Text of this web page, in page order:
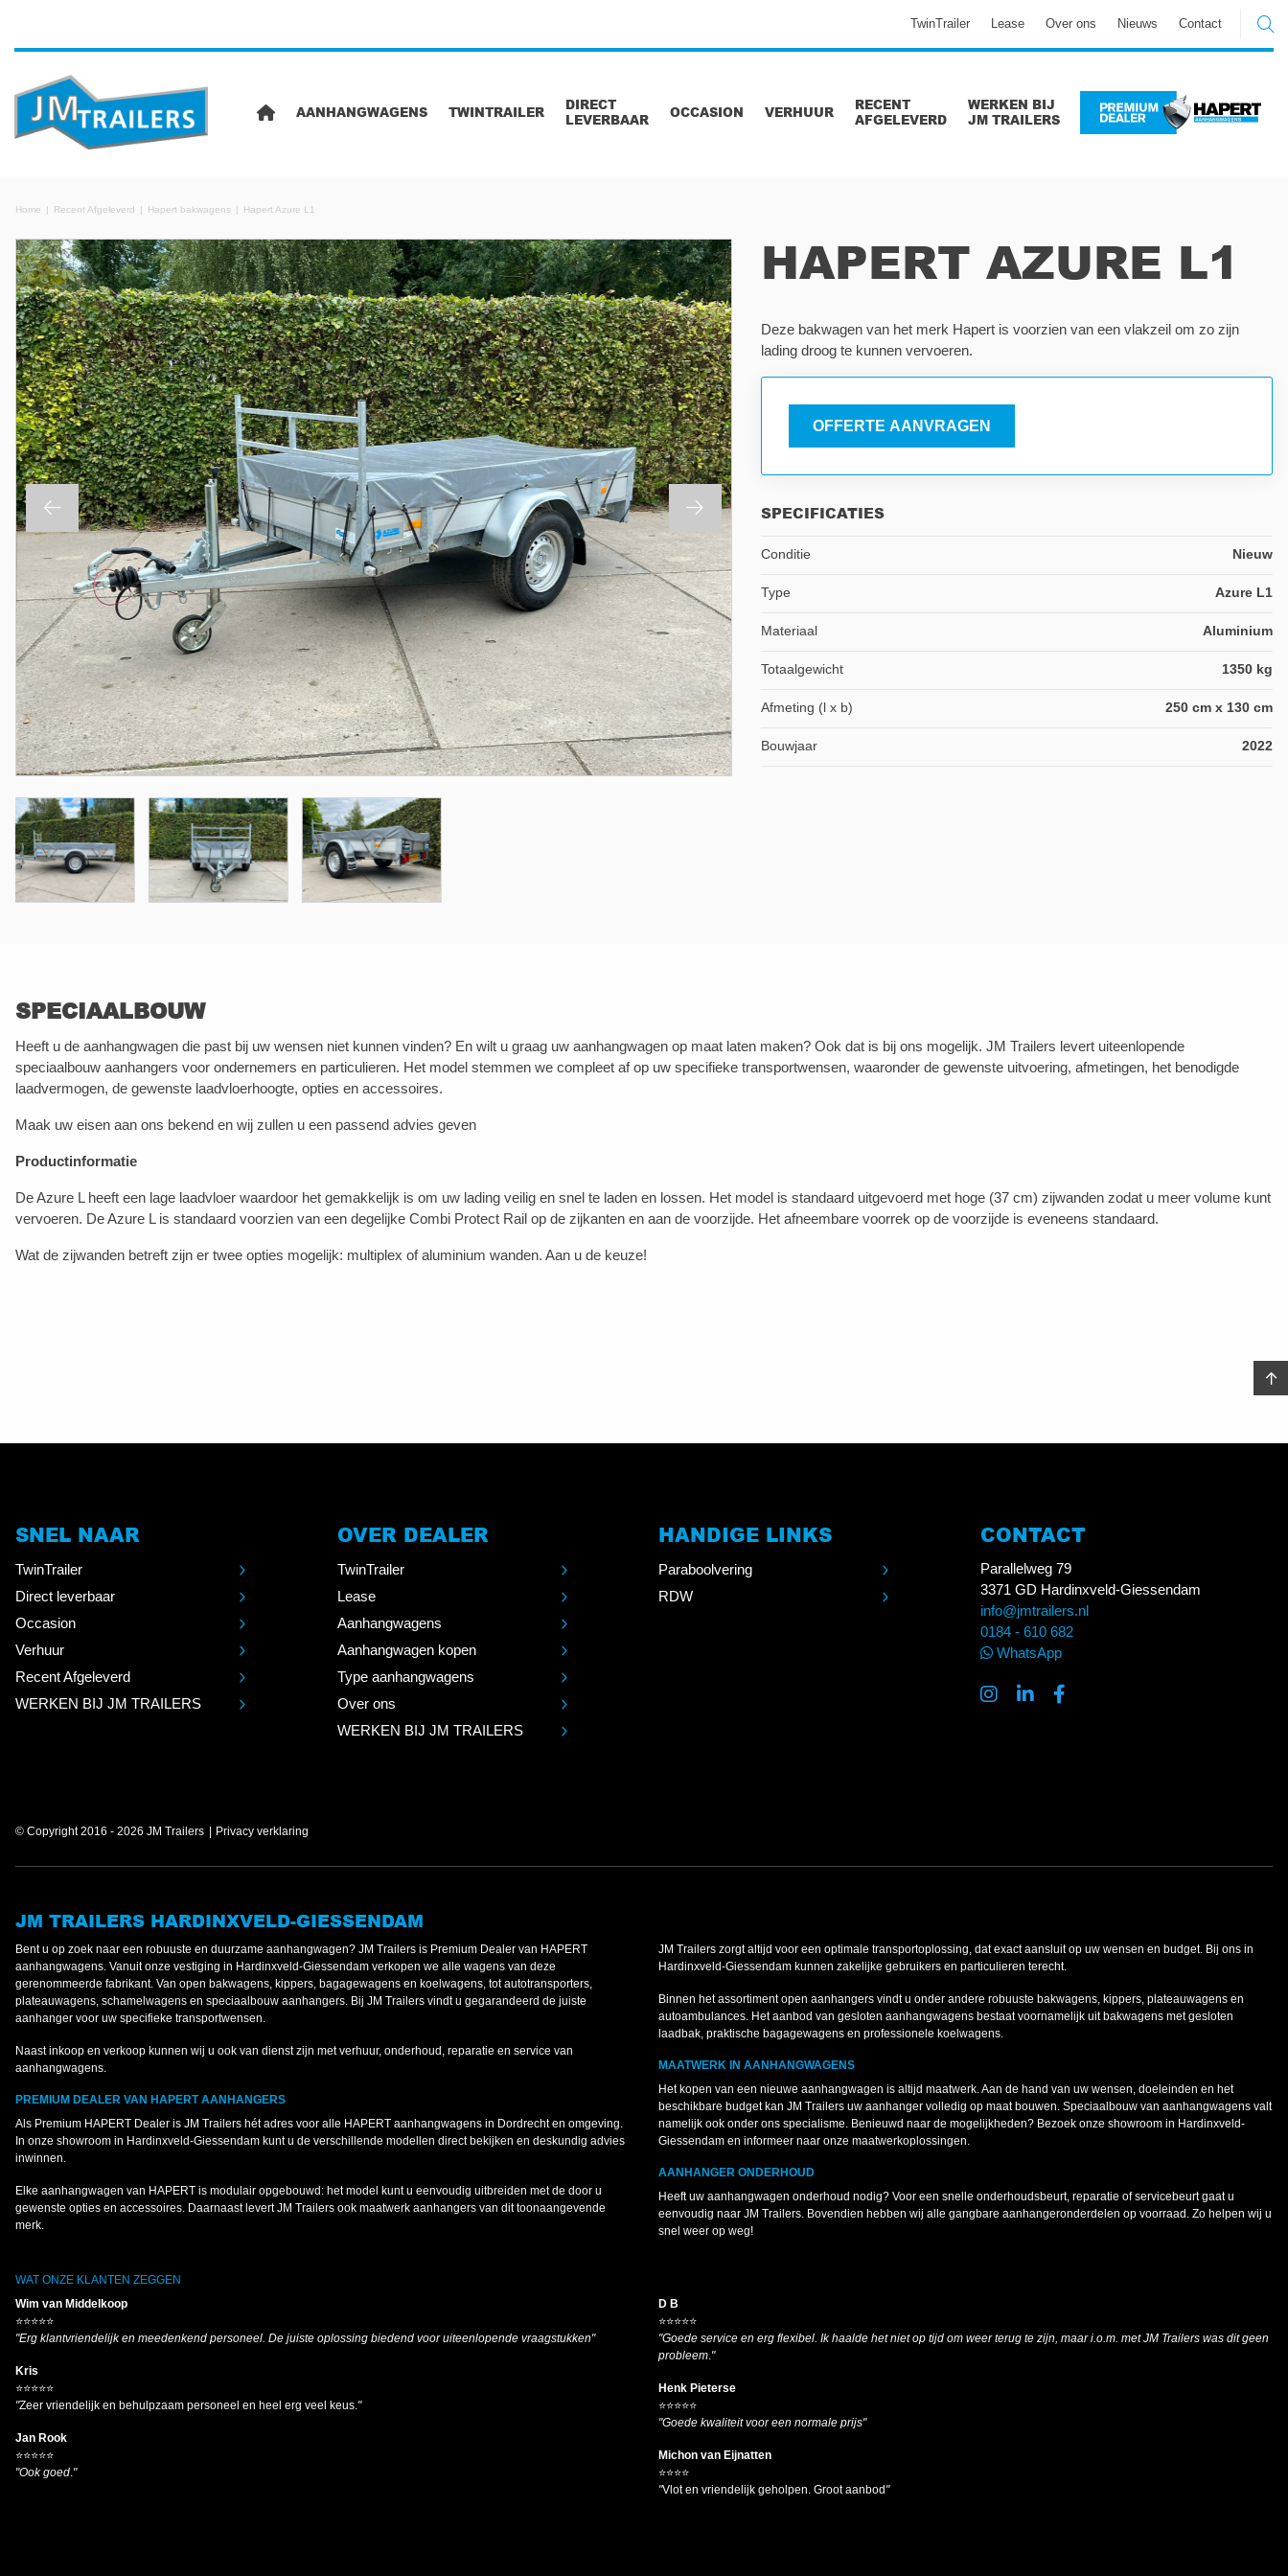
TwinTrailer Lease Over ons Nieuws Contact
AANHANGWAGENS TWINTRAILER
DIRECT
LEVERBAAR
OCCASION VERHUUR
RECENT
AFGELEVERD
WERKEN BIJ
JM TRAILERS
Home Recent Afgeleverd Hapert bakwagens Hapert Azure L1
HAPERT AZURE L1
Deze bakwagen van het merk Hapert is voorzien van een vlakzeil om zo zijn
lading droog te kunnen vervoeren.
OFFERTE AANVRAGEN
SPECIFICATIES
Conditie Nieuw
Type Azure L1
Materiaal Aluminium
Totaalgewicht 1350 kg
Afmeting (l x b) 250 cm x 130 cm
Bouwjaar 2022
SPECIAALBOUW
Heeft u de aanhangwagen die past bij uw wensen niet kunnen vinden? En wilt u graag uw aanhangwagen op maat laten maken? Ook dat is bij ons mogelijk. JM Trailers levert uiteenlopende
speciaalbouw aanhangers voor ondernemers en particulieren. Het model stemmen we compleet af op uw specifieke transportwensen, waaronder de gewenste uitvoering, afmetingen, het benodigde
laadvermogen, de gewenste laadvloerhoogte, opties en accessoires.
Maak uw eisen aan ons bekend en wij zullen u een passend advies geven
Productinformatie
De Azure L heeft een lage laadvloer waardoor het gemakkelijk is om uw lading veilig en snel te laden en lossen. Het model is standaard uitgevoerd met hoge (37 cm) zijwanden zodat u meer volume kunt
vervoeren. De Azure L is standaard voorzien van een degelijke Combi Protect Rail op de zijkanten en aan de voorzijde. Het afneembare voorrek op de voorzijde is eveneens standaard.
Wat de zijwanden betreft zijn er twee opties mogelijk: multiplex of aluminium wanden. Aan u de keuze!
SNEL NAAR
TwinTrailer
Direct leverbaar
Occasion
Verhuur
Recent Afgeleverd
WERKEN BIJ JM TRAILERS
OVER DEALER
TwinTrailer
Lease
Aanhangwagens
Aanhangwagen kopen
Type aanhangwagens
Over ons
WERKEN BIJ JM TRAILERS
HANDIGE LINKS
Paraboolvering
RDW
CONTACT
Parallelweg 79
3371 GD Hardinxveld-Giessendam
info@jmtrailers.nl
0184 - 610 682
WhatsApp
© Copyright 2016 - 2026 JM Trailers Privacy verklaring
JM TRAILERS HARDINXVELD-GIESSENDAM
Bent u op zoek naar een robuuste en duurzame aanhangwagen? JM Trailers is Premium Dealer van HAPERT
aanhangwagens. Vanuit onze vestiging in Hardinxveld-Giessendam verkopen we alle wagens van deze
gerenommeerde fabrikant. Van open bakwagens, kippers, bagagewagens en koelwagens, tot autotransporters,
plateauwagens, schamelwagens en speciaalbouw aanhangers. Bij JM Trailers vindt u gegarandeerd de juiste
aanhanger voor uw specifieke transportwensen.
Naast inkoop en verkoop kunnen wij u ook van dienst zijn met verhuur, onderhoud, reparatie en service van
aanhangwagens.
PREMIUM DEALER VAN HAPERT AANHANGERS
Als Premium HAPERT Dealer is JM Trailers hét adres voor alle HAPERT aanhangwagens in Dordrecht en omgeving.
In onze showroom in Hardinxveld-Giessendam kunt u de verschillende modellen direct bekijken en deskundig advies
inwinnen.
Elke aanhangwagen van HAPERT is modulair opgebouwd: het model kunt u eenvoudig uitbreiden met de door u
gewenste opties en accessoires. Daarnaast levert JM Trailers ook maatwerk aanhangers van dit toonaangevende
merk.
WAT ONZE KLANTEN ZEGGEN
Wim van Middelkoop
⭐⭐⭐⭐⭐
"Erg klantvriendelijk en meedenkend personeel. De juiste oplossing biedend voor uiteenlopende vraagstukken"
Kris
⭐⭐⭐⭐⭐
"Zeer vriendelijk en behulpzaam personeel en heel erg veel keus."
Jan Rook
⭐⭐⭐⭐⭐
"Ook goed."
JM Trailers zorgt altijd voor een optimale transportoplossing, dat exact aansluit op uw wensen en budget. Bij ons in
Hardinxveld-Giessendam kunnen zakelijke gebruikers en particulieren terecht.
Binnen het assortiment open aanhangers vindt u onder andere robuuste bakwagens, kippers, plateauwagens en
autoambulances. Het aanbod van gesloten aanhangwagens bestaat voornamelijk uit bakwagens met gesloten
laadbak, praktische bagagewagens en professionele koelwagens.
MAATWERK IN AANHANGWAGENS
Het kopen van een nieuwe aanhangwagen is altijd maatwerk. Aan de hand van uw wensen, doeleinden en het
beschikbare budget kan JM Trailers uw aanhanger volledig op maat bouwen. Speciaalbouw van aanhangwagens valt
namelijk ook onder ons specialisme. Benieuwd naar de mogelijkheden? Bezoek onze showroom in Hardinxveld-
Giessendam en informeer naar onze maatwerkoplossingen.
AANHANGER ONDERHOUD
Heeft uw aanhangwagen onderhoud nodig? Voor een snelle onderhoudsbeurt, reparatie of servicebeurt gaat u
eenvoudig naar JM Trailers. Bovendien hebben wij alle gangbare aanhangeronderdelen op voorraad. Zo helpen wij u
snel weer op weg!
D B
⭐⭐⭐⭐⭐
"Goede service en erg flexibel. Ik haalde het niet op tijd om weer terug te zijn, maar i.o.m. met JM Trailers was dit geen
probleem."
Henk Pieterse
⭐⭐⭐⭐⭐
"Goede kwaliteit voor een normale prijs"
Michon van Eijnatten
⭐⭐⭐⭐
"Vlot en vriendelijk geholpen. Groot aanbod "